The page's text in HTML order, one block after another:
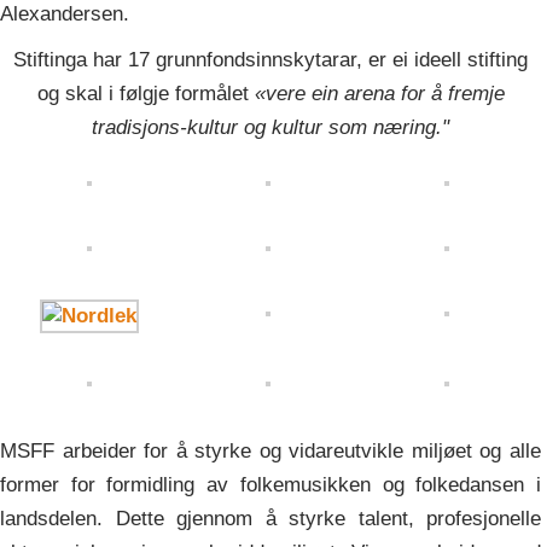
Alexandersen.
Stiftinga har 17 grunnfondsinnskytarar, er ei ideell stifting
og skal i følgje formålet «vere ein arena for å fremje
tradisjons-kultur og kultur som næring."
MSFF arbeider for å styrke og vidareutvikle miljøet og alle
former for formidling av folkemusikken og folkedansen i
landsdelen. Dette gjennom å styrke talent, profesjonelle